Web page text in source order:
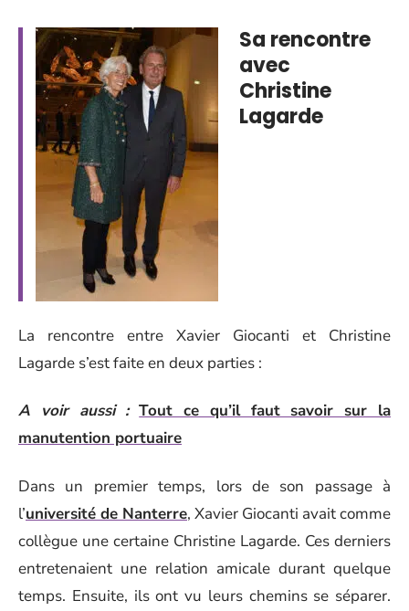
Sa rencontre
avec
Christine
Lagarde
La rencontre entre Xavier Giocanti et Christine
Lagarde s’est faite en deux parties :
A voir aussi : Tout ce qu’il faut savoir sur la
manutention portuaire
Dans un premier temps, lors de son passage à
l’université de Nanterre, Xavier Giocanti avait comme
collègue une certaine Christine Lagarde. Ces derniers
entretenaient une relation amicale durant quelque
temps. Ensuite, ils ont vu leurs chemins se séparer.